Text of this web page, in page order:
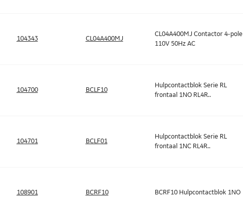
104343 CL04A400MJ
CL04A400MJ Contactor 4-pole
110V 50Hz AC
104700 BCLF10
Hulpcontactblok Serie RL
frontaal 1NO RL4R..
104701 BCLF01
Hulpcontactblok Serie RL
frontaal 1NC RL4R..
108901 BCRF10 BCRF10 Hulpcontactblok 1NO